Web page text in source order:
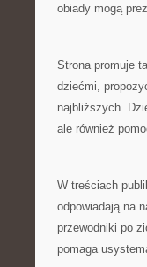
obiady mogą
Strona promuje
dziećmi,
najbliższych.
ale również
W treściach
odpowiadają na
przewodniki po
pomaga